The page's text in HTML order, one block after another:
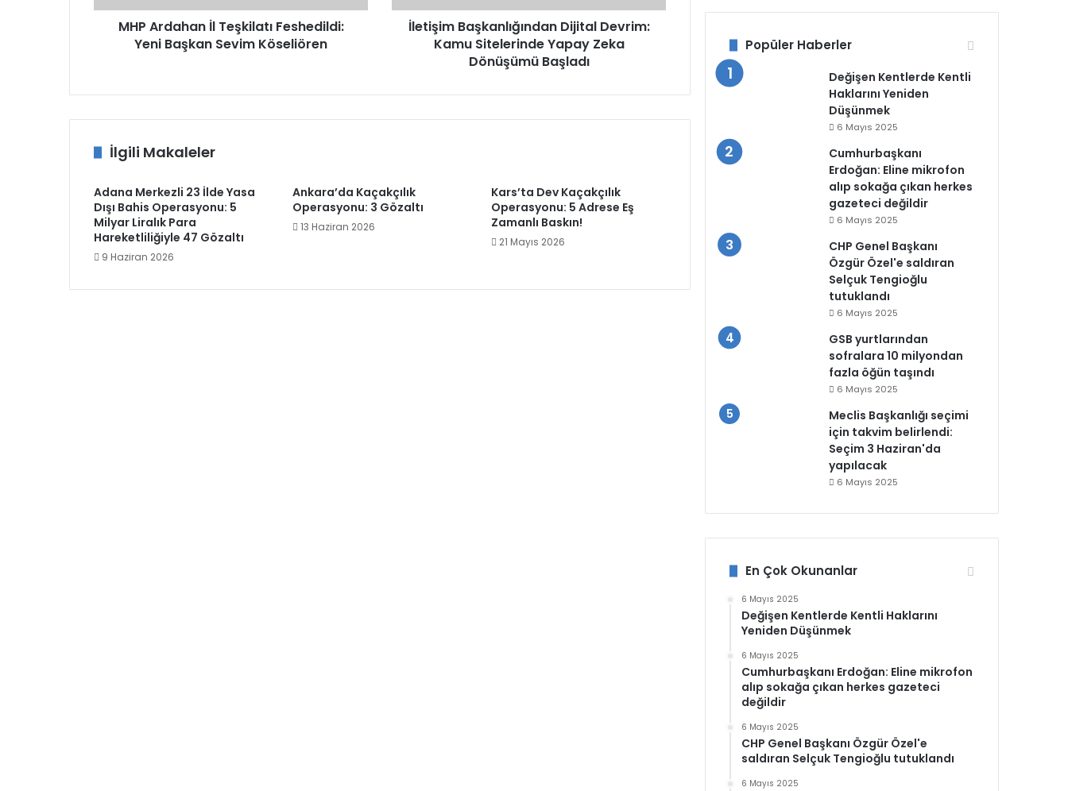
Köseliören
MHP Ardahan İl Teşkilatı Feshedildi:
Yeni Başkan Sevim Köseliören
Dönüşümü
Başladı
İletişim Başkanlığından Dijital Devrim:
Kamu Sitelerinde Yapay Zeka
Dönüşümü Başladı
İlgili Makaleler
Adana Merkezli 23 İlde Yasa
Dışı Bahis Operasyonu: 5
Milyar Liralık Para
Hareketliliğiyle 47 Gözaltı
9 Haziran 2026
Ankara’da Kaçakçılık
Operasyonu: 3 Gözaltı
13 Haziran 2026
Kars’ta Dev Kaçakçılık
Operasyonu: 5 Adrese Eş
Zamanlı Baskın!
21 Mayıs 2026
Popüler Haberler
Değişen Kentlerde Kentli
Haklarını Yeniden
Düşünmek
6 Mayıs 2025
Cumhurbaşkanı
Erdoğan: Eline mikrofon
alıp sokağa çıkan herkes
gazeteci değildir
6 Mayıs 2025
CHP Genel Başkanı
Özgür Özel'e saldıran
Selçuk Tengioğlu
tutuklandı
6 Mayıs 2025
GSB yurtlarından
sofralara 10 milyondan
fazla öğün taşındı
6 Mayıs 2025
Meclis Başkanlığı seçimi
için takvim belirlendi:
Seçim 3 Haziran'da
yapılacak
6 Mayıs 2025
En Çok Okunanlar
6 Mayıs 2025
Değişen Kentlerde Kentli Haklarını
Yeniden Düşünmek
6 Mayıs 2025
Cumhurbaşkanı Erdoğan: Eline mikrofon
alıp sokağa çıkan herkes gazeteci
değildir
6 Mayıs 2025
CHP Genel Başkanı Özgür Özel'e
saldıran Selçuk Tengioğlu tutuklandı
6 Mayıs 2025